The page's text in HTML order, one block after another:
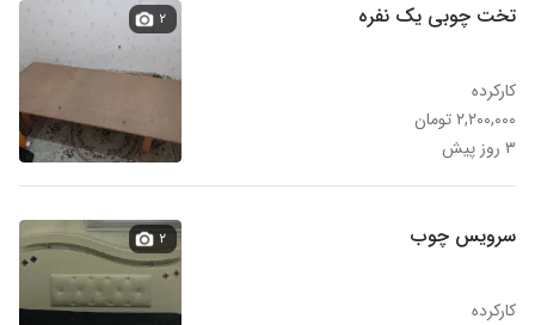
تخت چوبی یک نفره
کارکرده
۲,۲۰۰,۰۰۰ تومان
۳ روز پیش
۲
سرویس چوب
کارکرده
۲